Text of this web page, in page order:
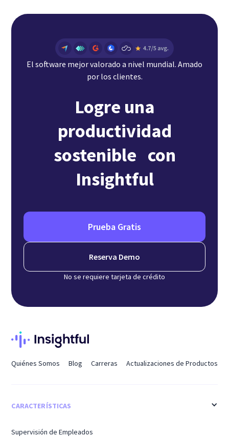
El software mejor valorado a nivel mundial. Amado
por los clientes.
Logre una
productividad
sostenible con
Insightful
Prueba Gratis
Reserva Demo
No se requiere tarjeta de crédito
Quiénes Somos Blog Carreras Actualizaciones de Productos
CARACTERÍSTICAS
Supervisión de Empleados